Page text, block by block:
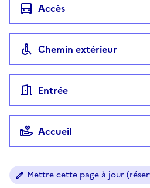
Accès
Chemin extérieur
Entrée
Accueil
Mettre cette page à jour